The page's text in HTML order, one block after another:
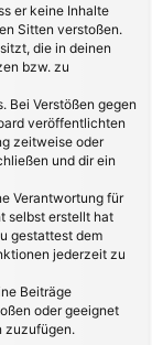
er keine Inhalte
Sitten verstoßen.
die in deinen
bzw. zu
Bei Verstößen gegen
veröffentlichten
zeitweise oder
und dir ein
Verantwortung für
selbst erstellt hat
gestattest dem
jederzeit zu
Beiträge
oder geeignet
zuzufügen.